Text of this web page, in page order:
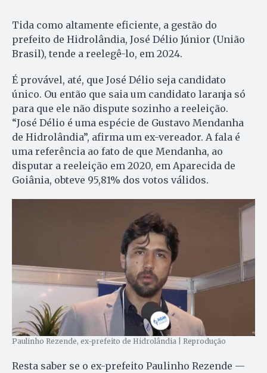
Tida como altamente eficiente, a gestão do
prefeito de Hidrolândia, José Délio Júnior (União
Brasil), tende a reelegê-lo, em 2024.
É provável, até, que José Délio seja candidato
único. Ou então que saia um candidato laranja só
para que ele não dispute sozinho a reeleição.
“José Délio é uma espécie de Gustavo Mendanha
de Hidrolândia”, afirma um ex-vereador. A fala é
uma referência ao fato de que Mendanha, ao
disputar a reeleição em 2020, em Aparecida de
Goiânia, obteve 95,81% dos votos válidos.
Paulinho Rezende, ex-prefeito de Hidrolândia | Reprodução
Resta saber se o ex-prefeito Paulinho Rezende —